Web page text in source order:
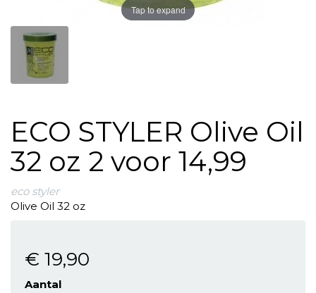
Tap to expand
ECO STYLER Olive Oil
32 oz 2 voor 14,99
eco styler
Olive Oil 32 oz
€ 19,90
Aantal